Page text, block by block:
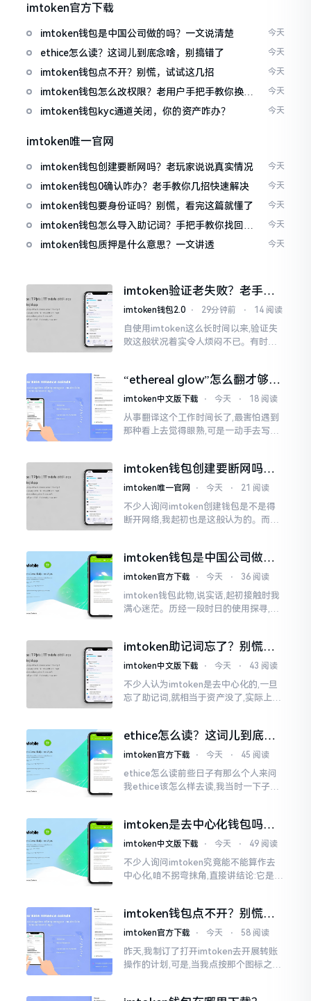
imtoken官方下载
imtoken钱包是中国公司做的吗？一文说清楚 今天
ethice怎么读？这词儿到底念啥，别搞错了 今天
imtoken钱包点不开？别慌，试试这几招 今天
imtoken钱包怎么改权限？老用户手把手教你换主
人
今天
imtoken钱包kyc通道关闭，你的资产咋办？ 今天
imtoken唯一官网
imtoken钱包创建要断网吗？老玩家说说真实情况 今天
imtoken钱包0确认咋办？老手教你几招快速解决 今天
imtoken钱包要身份证吗？别慌，看完这篇就懂了 今天
imtoken钱包怎么导入助记词？手把手教你找回资
产
今天
imtoken钱包质押是什么意思？一文讲透 今天
imtoken验证老失败？老手教
你几招搞定
imtoken钱包2.0 ⋅ 29分钟前 ⋅ 14 阅读
自使用imtoken这么长时间以来,验证失
败这般状况着实令人烦闷不已。有时急
至极点。
“ethereal glow”怎么翻才够味
儿？翻译圈老油条的私房话
imtoken中文版下载 ⋅ 今天 ⋅ 18 阅读
从事翻译这个工作时间长了,最害怕遇到
那种看上去觉得眼熟,可是一动手去写就
imtoken钱包创建要断网吗？
老玩家说说真实情况
imtoken唯一官网 ⋅ 今天 ⋅ 21 阅读
不少人询问imtoken创建钱包是不是得
断开网络,我起初也是这般认为的。而后
人攻击
imtoken钱包是中国公司做的
吗？一文说清楚
imtoken官方下载 ⋅ 今天 ⋅ 36 阅读
imtoken钱包此物,说实话,起初接触时我
满心迷茫。历经一段时日的使用探寻,我
李鹏
imtoken助记词忘了？别慌，
这招能救你
imtoken中文版下载 ⋅ 今天 ⋅ 43 阅读
不少人认为imtoken是去中心化的,一旦
忘了助记词,就相当于资产没了,实际上这
于网络连接状态
ethice怎么读？这词儿到底念
啥，别搞错了
imtoken官方下载 ⋅ 今天 ⋅ 45 阅读
ethice怎么读前些日子有那么个人来问
我ethice该怎么样去读,我当时一下子就
呢拼写方面却少了一个字母
imtoken是去中心化钱包吗？
看完这篇不踩坑
imtoken中文版下载 ⋅ 今天 ⋅ 49 阅读
不少人询问imtoken究竟能不能算作去
中心化,咱不拐弯抹角,直接讲结论:它是一
imtoken钱包点不开？别慌，
试试这几招
imtoken官方下载 ⋅ 今天 ⋅ 58 阅读
昨天,我制订了打开imtoken去开展转账
操作的计划,可是,当我点按那个图标之后,